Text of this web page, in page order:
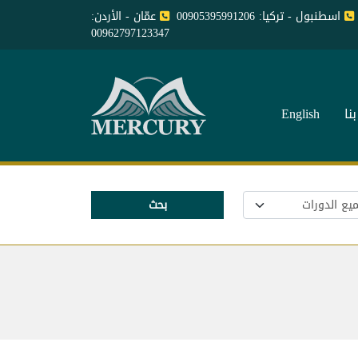
اسطنبول - تركيا: 00905395991206 عمّان - الأردن:
00962797123347
English
بحث